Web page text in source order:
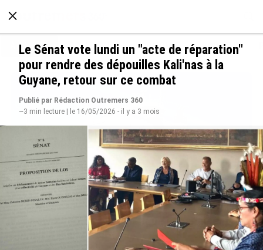
À LA UNE POLITIQUE ECONOMIE SOCIÉTÉ
Rapport 2025 de l’Ifremer : un engagement
décisif dans les Outre-mer
Le Sénat vote lundi un "acte de réparation"
pour rendre des dépouilles Kali'nas à la
Guyane, retour sur ce combat
Publié par Rédaction Outremers 360
~3 min lecture | le 16/05/2026 - il y a 3 mois